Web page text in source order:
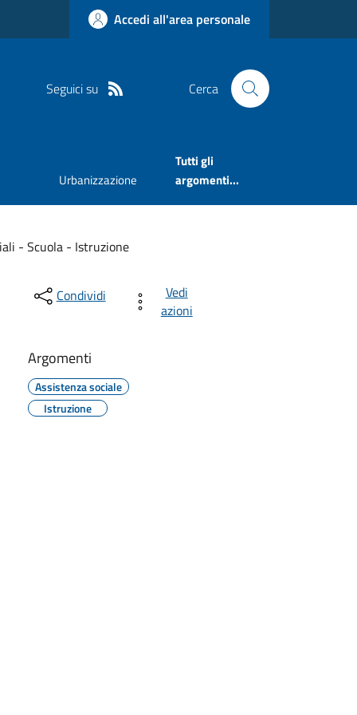
Accedi all'area personale
Seguici su Cerca
Urbanizzazione
Tutti gli
argomenti...
- Scuola - Istruzione
Condividi
Vedi
azioni
Argomenti
Assistenza sociale
Istruzione